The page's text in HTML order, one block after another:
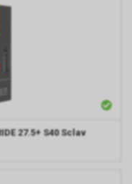
27.5+ S40 Sclav